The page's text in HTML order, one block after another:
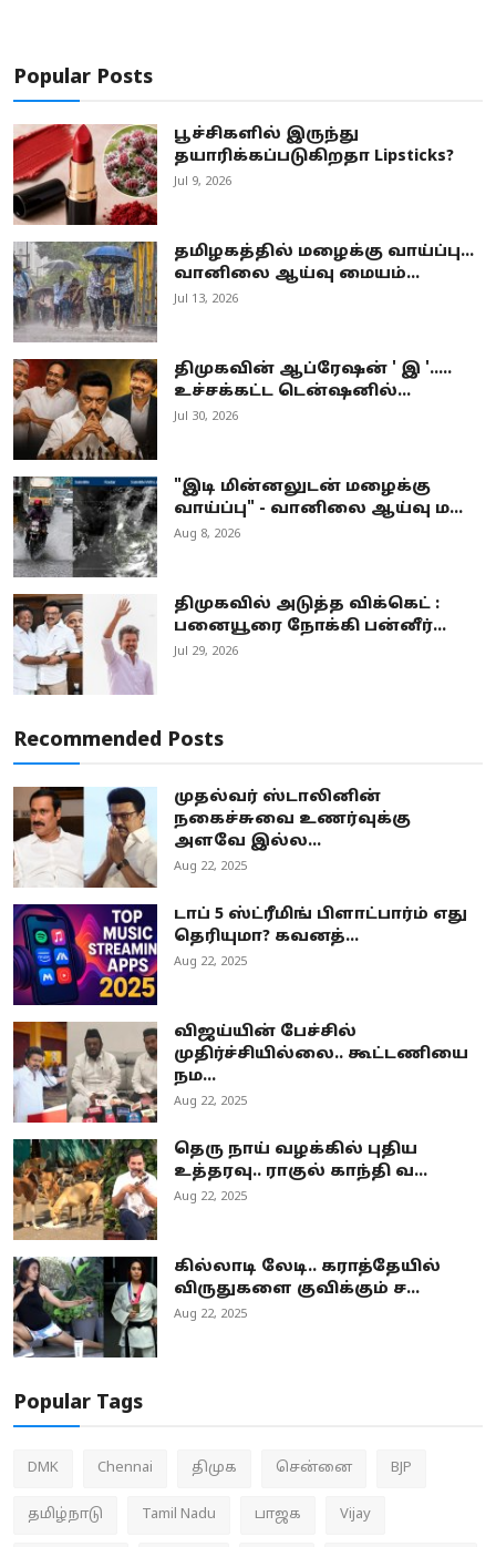
Popular Posts
பூச்சிகளில் இருந்து
தயாரிக்கப்படுகிறதா Lipsticks?
Jul 9, 2026
தமிழகத்தில் மழைக்கு வாய்ப்பு...
வானிலை ஆய்வு மையம்...
Jul 13, 2026
திமுகவின் ஆப்ரேஷன் ' இ '.....
உச்சக்கட்ட டென்ஷனில்...
Jul 30, 2026
"இடி மின்னலுடன் மழைக்கு
வாய்ப்பு" - வானிலை ஆய்வு ம...
Aug 8, 2026
திமுகவில் அடுத்த விக்கெட் :
பனையூரை நோக்கி பன்னீர்...
Jul 29, 2026
Recommended Posts
முதல்வர் ஸ்டாலினின்
நகைச்சுவை உணர்வுக்கு
அளவே இல்ல...
Aug 22, 2025
டாப் 5 ஸ்ட்ரீமிங் பிளாட்பார்ம் எது
தெரியுமா? கவனத்...
Aug 22, 2025
விஜய்யின் பேச்சில்
முதிர்ச்சியில்லை.. கூட்டணியை
நம...
Aug 22, 2025
தெரு நாய் வழக்கில் புதிய
உத்தரவு.. ராகுல் காந்தி வ...
Aug 22, 2025
கில்லாடி லேடி.. கராத்தேயில்
விருதுகளை குவிக்கும் ச...
Aug 22, 2025
Popular Tags
DMK Chennai திமுக சென்னை BJP
தமிழ்நாடு Tamil Nadu பாஜக Vijay